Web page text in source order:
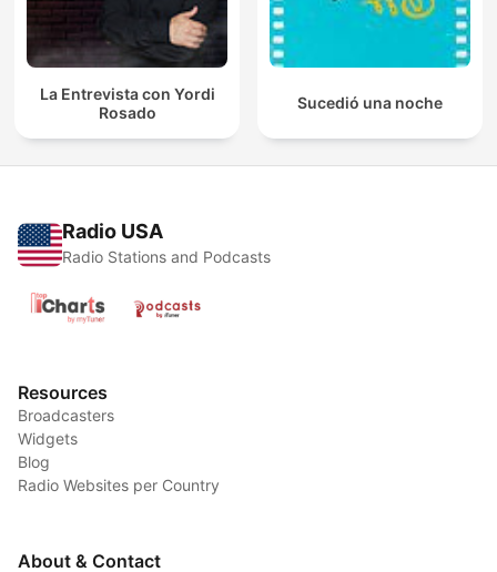
La Entrevista con Yordi
Rosado
Sucedió una noche
Radio USA
Radio Stations and Podcasts
Resources
Broadcasters
Widgets
Blog
Radio Websites per Country
About & Contact